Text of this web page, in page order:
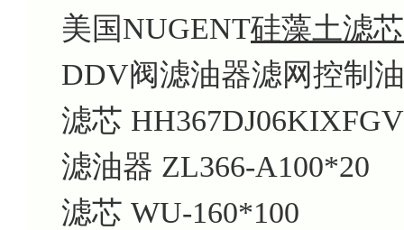
美国NUGENT硅藻土滤
DDV阀滤油器滤网控制
滤芯
滤油器 ZL366-A100*20
滤芯 WU-160*100